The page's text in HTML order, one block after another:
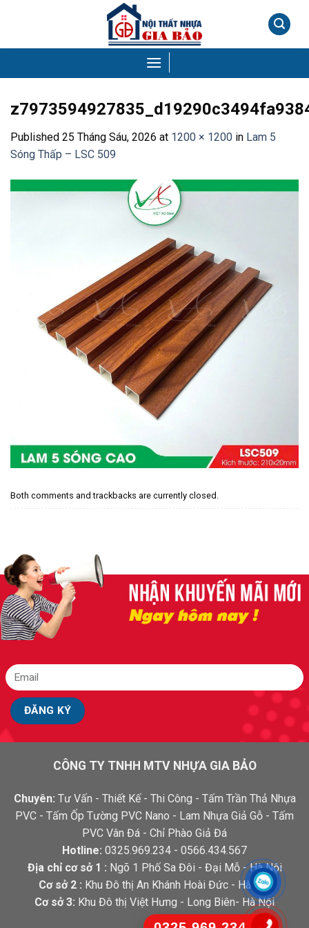
Published 25 Tháng Sáu, 2026 at 1200 × 1200 in Lam 5
Sóng Thấp – LSC 509
Both comments and trackbacks are currently closed.
CÔNG TY TNHH MTV NHỰA GIA BẢO
Chuyên: Tư Vấn - Thiết Kế - Thi Công - Tấm Trần Thả Nhựa
PVC - Tấm Ốp Tường PVC Nano - Lam Nhựa Giả Gỗ - Tấm
PVC Vân Đá - Chỉ Phào Giả Đá
Hotline: 0325.969.234 - 0566.434.567
Địa chỉ cơ sở 1 : Ngõ 1 Phố Sa Đôi - Đại Mỗ - Hà Nội
Cơ sở 2 : Khu Đô thị An Khánh Hoài Đức - Hà Nội
Cơ sở 3: Khu Đô thị Việt Hưng - Long Biên- Hà Nội